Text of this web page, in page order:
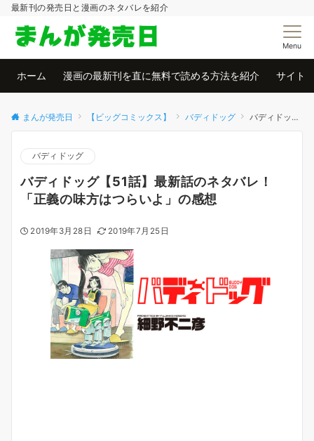
最新刊の発売日と漫画のネタバレを紹介
Menu
ホーム 漫画の最新刊を直に無料で読める方法を紹介 サイト
まんが発売日 【ビッグコミックス】 バディドッグ バディドッグ【51話】最新話のネタバレ！「正義の味方はつらいよ」の感想
バディドッグ
バディドッグ【51話】最新話のネタバレ！
「正義の味方はつらいよ」の感想
2019年3月28日 2019年7月25日